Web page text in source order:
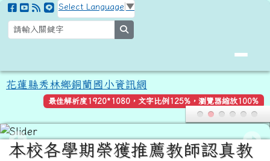
跳至主內容區
花蓮縣秀林鄉銅蘭國小資訊網
Select Language ▼
花蓮縣秀林鄉銅蘭國小資訊網
最佳解析度1920*1080，文字比例125%，瀏覽器縮放100%
主內容區域
本校各學期榮獲推薦教師認真教
頁尾區域